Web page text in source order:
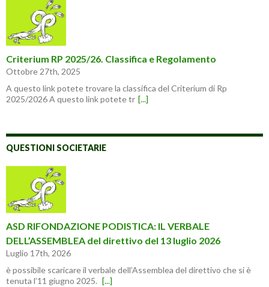
Criterium RP 2025/26. Classifica e Regolamento
Ottobre 27th, 2025
A questo link potete trovare la classifica del Criterium di Rp
2025/2026 A questo link potete tr [...]
QUESTIONI SOCIETARIE
ASD RIFONDAZIONE PODISTICA: IL VERBALE
DELL’ASSEMBLEA del direttivo del 13 luglio 2026
Luglio 17th, 2026
è possibile scaricare il verbale dell’Assemblea del direttivo che si è
tenuta l’11 giugno 2025. [...]